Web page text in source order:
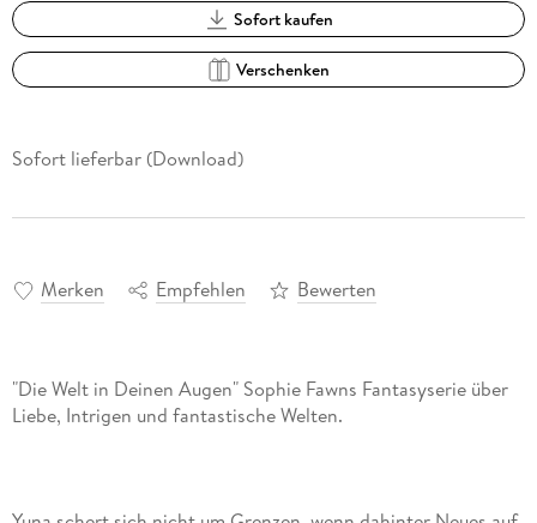
Sofort kaufen
Verschenken
Sofort lieferbar (Download)
Merken Empfehlen Bewerten
"Die Welt in Deinen Augen" Sophie Fawns Fantasyserie über